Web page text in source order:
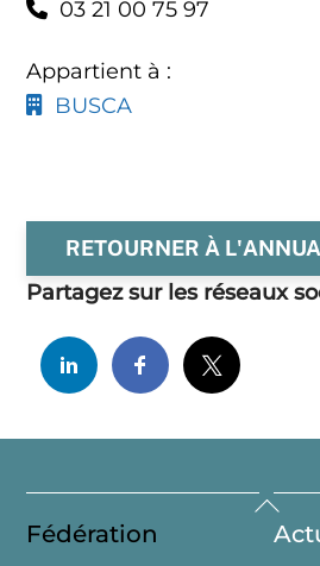
03 21 00 75 97
Appartient à :
BUSCA
RETOURNER À
Partagez sur les réseaux
Back
To
Fédération